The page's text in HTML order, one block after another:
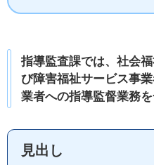
指導監査課では、社会
び障害福祉サービス事
業者への指導監督業務
見出し